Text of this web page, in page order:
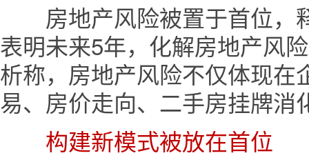
房地产风险被置于首位，
表明未来5年，化解房地产风
析称，房地产风险不仅体现在
易、房价走向、二手房挂牌消
构建新模式被放在首位